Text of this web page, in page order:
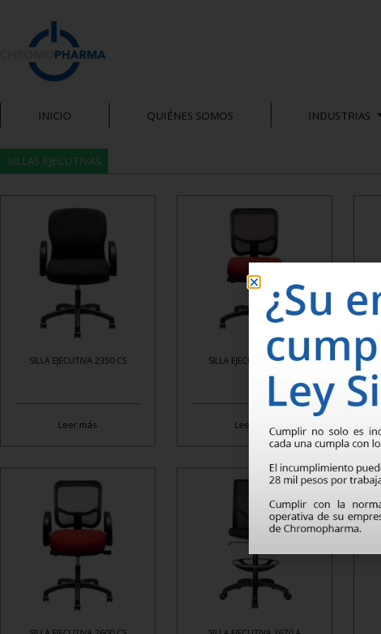
INICIO QUIÉNES SOMOS INDUSTRIAS
SILLAS EJECUTIVAS
SILLA EJECUTIVA 2350 CS
Leer más
SILLA EJECUTIVA 2600 B
Leer más